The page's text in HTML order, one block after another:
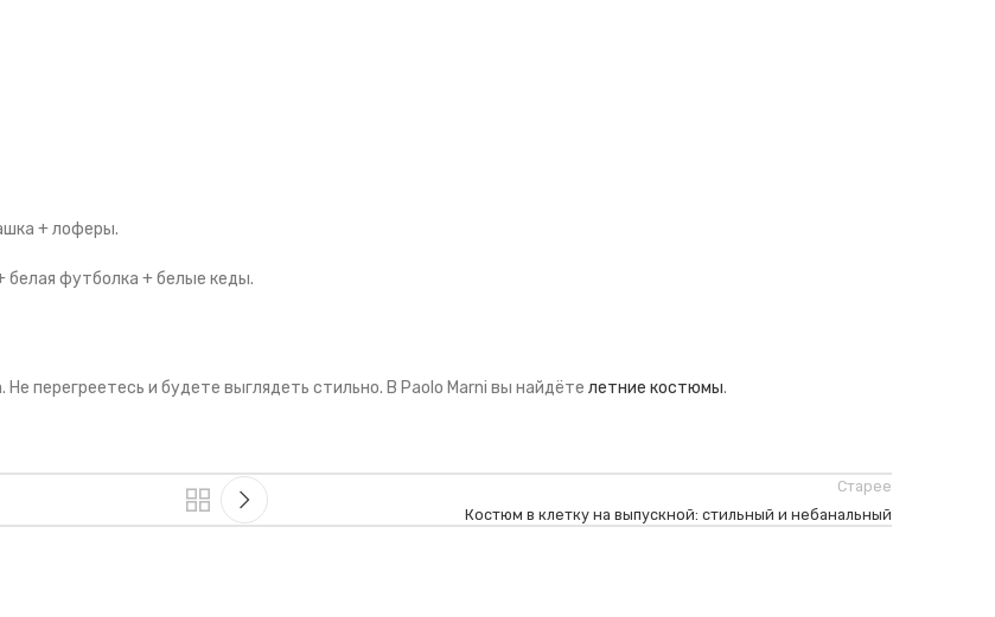
+ лоферы.
футболка + белые кеды.
перегреетесь и будете выглядеть стильно. В Paolo Marni вы найдёте летние костюмы.
Старее
Костюм в клетку на выпускной: стильный и небанальный